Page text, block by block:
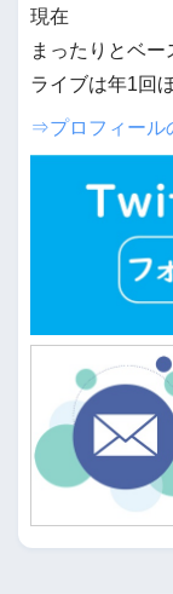
現在
まったりとベー
ライブは年1回ほ
⇒プロフィール